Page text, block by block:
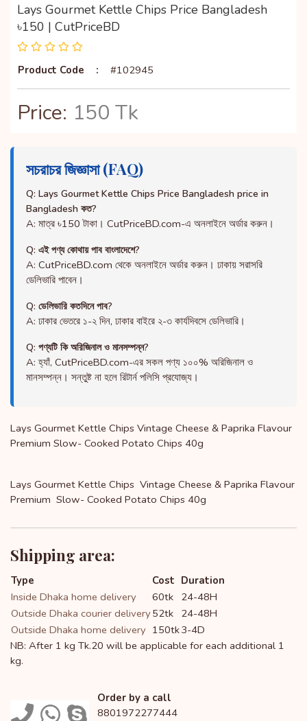
Lays Gourmet Kettle Chips Price Bangladesh
৳150 | CutPriceBD
Product Code : #102945
Price: 150 Tk
সচরাচর জিজ্ঞাসা (FAQ)
Q: Lays Gourmet Kettle Chips Price Bangladesh price in
Bangladesh কত?
A: মাত্র ৳150 টাকা। CutPriceBD.com-এ অনলাইনে অর্ডার করুন।
Q: এই পণ্য কোথায় পাব বাংলাদেশে?
A: CutPriceBD.com থেকে অনলাইনে অর্ডার করুন। ঢাকায় সরাসরি
ডেলিভারি পাবেন।
Q: ডেলিভারি কতদিনে পাব?
A: ঢাকার ভেতরে ১-২ দিন, ঢাকার বাইরে ২-৩ কার্যদিবসে ডেলিভারি।
Q: পণ্যটি কি অরিজিনাল ও মানসম্পন্ন?
A: হ্যাঁ, CutPriceBD.com-এর সকল পণ্য ১০০% অরিজিনাল ও
মানসম্পন্ন। সন্তুষ্ট না হলে রিটার্ন পলিসি প্রযোজ্য।
Lays Gourmet Kettle Chips Vintage Cheese & Paprika Flavour
Premium Slow- Cooked Potato Chips 40g
Lays Gourmet Kettle Chips Vintage Cheese & Paprika Flavour
Premium Slow- Cooked Potato Chips 40g
Shipping area:
Type Cost Duration
Inside Dhaka home delivery
60tk 24-48H
Outside Dhaka courier delivery52tk 24-48H
Outside Dhaka home delivery 150tk3-4D
NB: After 1 kg Tk.20 will be applicable for each additional 1
kg.
Order by a call
8801972277444